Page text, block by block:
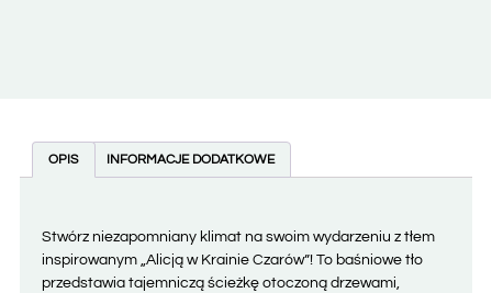
OPIS INFORMACJE DODATKOWE
Stwórz niezapomniany klimat na swoim wydarzeniu z tłem
inspirowanym „Alicją w Krainie Czarów”! To baśniowe tło
przedstawia tajemniczą ścieżkę otoczoną drzewami,